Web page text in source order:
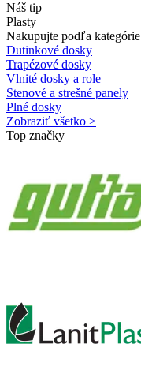
Náš tip
Plasty
Nakupujte podľa kategórie
Dutinkové dosky
Trapézové dosky
Vlnité dosky a role
Stenové a strešné panely
Plné dosky
Zobraziť všetko >
Top značky